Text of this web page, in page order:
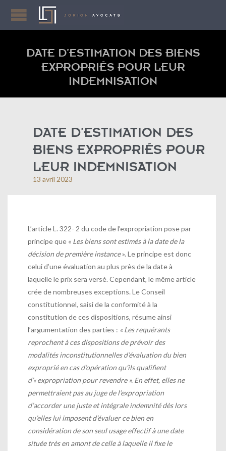
DATE D’ESTIMATION DES BIENS
EXPROPRIÉS POUR LEUR
INDEMNISATION
DATE D’ESTIMATION DES
BIENS EXPROPRIÉS POUR
LEUR INDEMNISATION
13 avril 2023
L’article L. 322- 2 du code de l’expropriation pose par
principe que « Les biens sont estimés à la date de la
décision de première instance». Le principe est donc
celui d’une évaluation au plus près de la date à
laquelle le prix sera versé. Cependant, le même article
crée de nombreuses exceptions. Le Conseil
constitutionnel, saisi de la conformité à la
constitution de ces dispositions, résume ainsi
l’argumentation des parties : «Les requérants
reprochent à ces dispositions de prévoir des
modalités inconstitutionnelles d’évaluation du bien
exproprié en cas d’opération qu’ils qualifient
d’« expropriation pour revendre ». En effet, elles ne
permettraient pas au juge de l’expropriation
d’accorder une juste et intégrale indemnité dès lors
qu’elles lui imposent d’évaluer ce bien en
considération de son seul usage effectif à une date
située très en amont de celle à laquelle il fixe le